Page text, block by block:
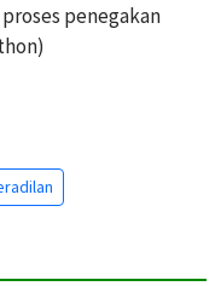
penegakan